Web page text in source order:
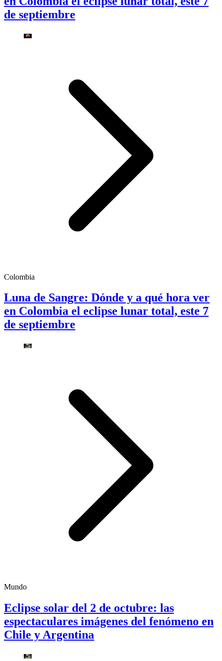
de septiembre
Colombia
Luna de Sangre: Dónde y a qué hora ver
en Colombia el eclipse lunar total, este 7
de septiembre
Mundo
Eclipse solar del 2 de octubre: las
espectaculares imágenes del fenómeno en
Chile y Argentina